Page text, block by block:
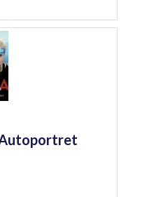
Autoportret